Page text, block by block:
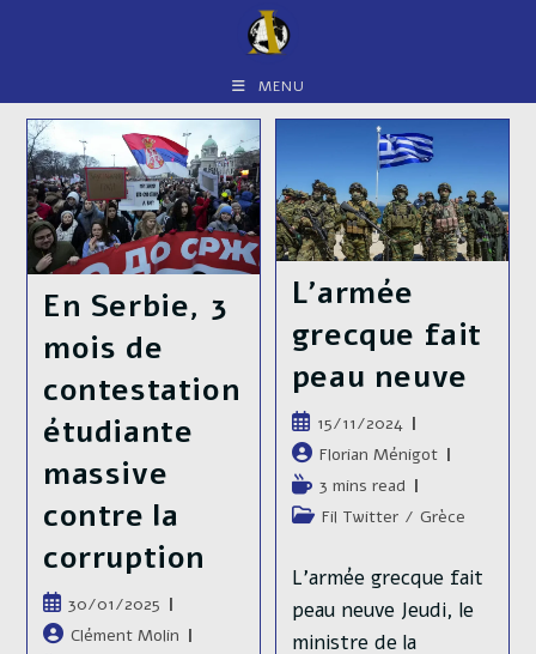
MENU
En Serbie, 3
mois de
contestation
étudiante
massive
contre la
corruption
Publication
publiée :
30/01/2025
Auteur/autrice
Clément Molin
L’armée
grecque fait
peau neuve
Publication
publiée :
15/11/2024
Auteur/autrice
de
la
publication :
Florian Ménigot
Temps
de
3 mins read
PostFil Twitter / Grèce
L'armée grecque fait
peau neuve Jeudi, le
ministre de la